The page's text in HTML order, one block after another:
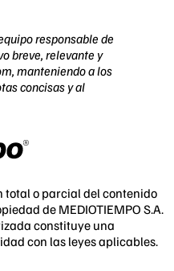
responsable de
breve, relevante y
manteniendo a los
concisas y al
o parcial del contenido
de MEDIOTIEMPO S.A.
constituye una
con las leyes aplicables.